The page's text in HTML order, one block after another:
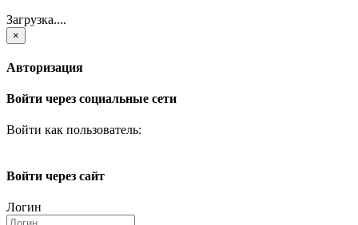
Загрузка....
×
Авторизация
Войти через социальные сети
Войти как пользователь:
Войти через сайт
Логин